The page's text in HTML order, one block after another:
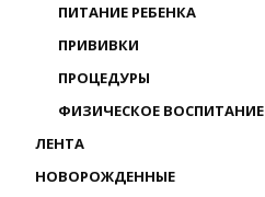
ПИТАНИЕ РЕБЕНКА
ПРИВИВКИ
ПРОЦЕДУРЫ
ФИЗИЧЕСКОЕ ВОСПИТАНИЕ
ЛЕНТА
НОВОРОЖДЕННЫЕ